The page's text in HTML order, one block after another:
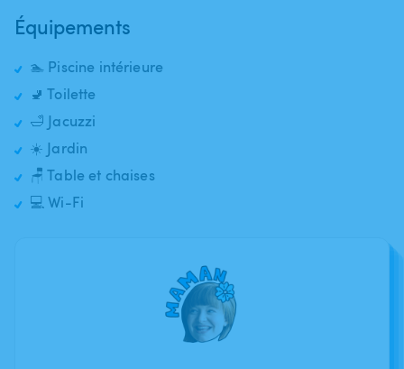
Équipements
🏊 Piscine intérieure
🚽 Toilette
🛁 Jacuzzi
☀️ Jardin
🪑 Table et chaises
💻 Wi-Fi